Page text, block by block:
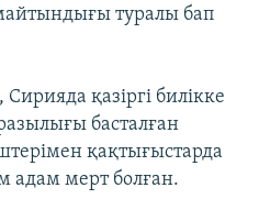
туралы бап
қазіргі билікке
басталған
қақтығыстарда
адам мерт болған.